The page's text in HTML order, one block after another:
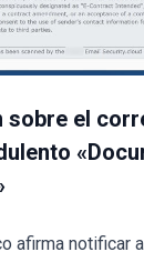
sobre el
afirma notificar